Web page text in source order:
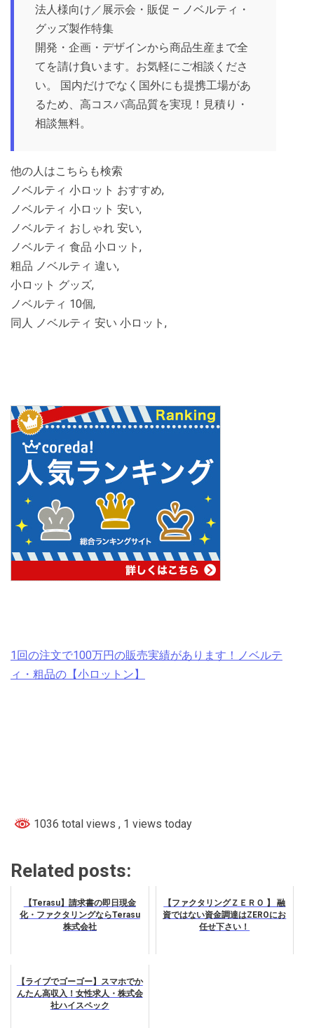
法人様向け／展示会・販促 – ノベルティ・
グッズ製作特集
開発・企画・デザインから商品生産まで全
てを請け負います。お気軽にご相談くださ
い。 国内だけでなく国外にも提携工場があ
るため、高コスパ高品質を実現！見積り・
相談無料。
他の人はこちらも検索
ノベルティ 小ロット おすすめ,
ノベルティ 小ロット 安い,
ノベルティ おしゃれ 安い,
ノベルティ 食品 小ロット,
粗品 ノベルティ 違い,
小ロット グッズ,
ノベルティ 10個,
同人 ノベルティ 安い 小ロット,
1回の注文で100万円の販売実績があります！ノベルテ
ィ・粗品の【小ロットン】
1036 total views , 1 views today
Related posts:
【Terasu】請求書の即日現金
化・ファクタリングならTerasu
株式会社
【ファクタリングＺＥＲＯ 】 融
資ではない資金調達はZEROにお
任せ下さい！
【ライブでゴーゴー】スマホでか
んたん高収入！女性求人・株式会
社ハイスペック